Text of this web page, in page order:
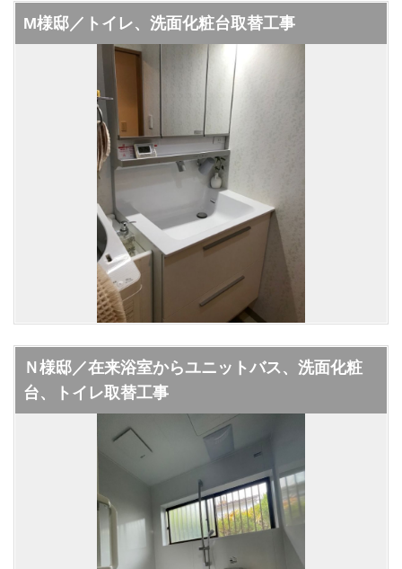
М様邸／トイレ、洗面化粧台取替工事
Ｎ様邸／在来浴室からユニットバス、洗面化粧
台、トイレ取替工事